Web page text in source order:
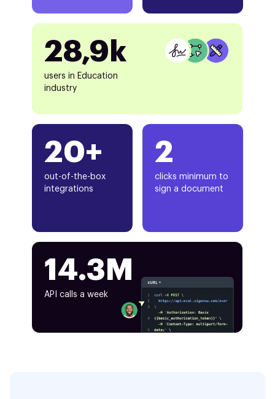
20+
out-of-the-box
integrations
28,9k
users in Education
industry
2
clicks minimum to
sign a document
14.3M
API calls a week